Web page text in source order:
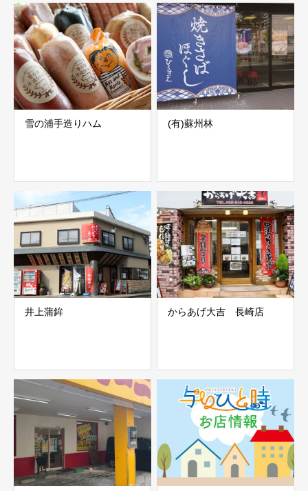
雪の浦手造りハム (有)蘇州林
井上蒲鉾 からあげ大吉 長崎店